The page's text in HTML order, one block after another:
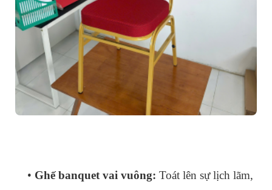
• Ghế banquet vai vuông: Toát lên sự lịch lãm,